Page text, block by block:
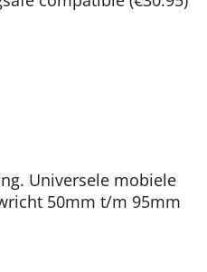
Universele mobiele
50mm t/m 95mm